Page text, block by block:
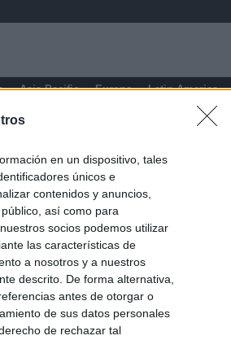
en un dispositivo, tales
únicos e
contenidos y anuncios,
así como para
socios podemos utilizar
las características de
a nosotros y a nuestros
descrito. De forma alternativa,
antes de otorgar o
de sus datos personales
de rechazar tal
Asia-Pacific Europe Latin America